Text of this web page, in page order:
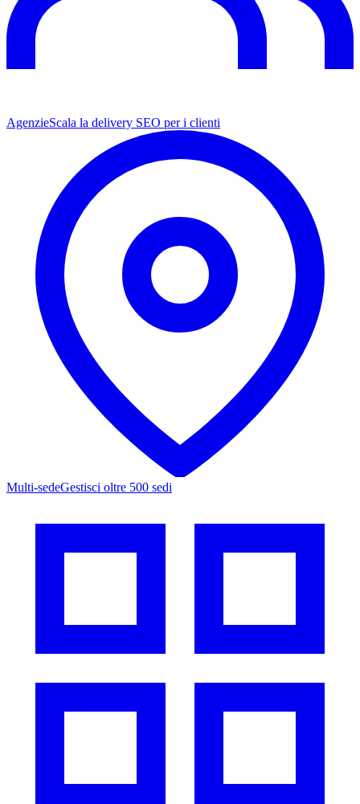
AgenzieScala la delivery SEO per i clienti
Multi-sedeGestisci oltre 500 sedi